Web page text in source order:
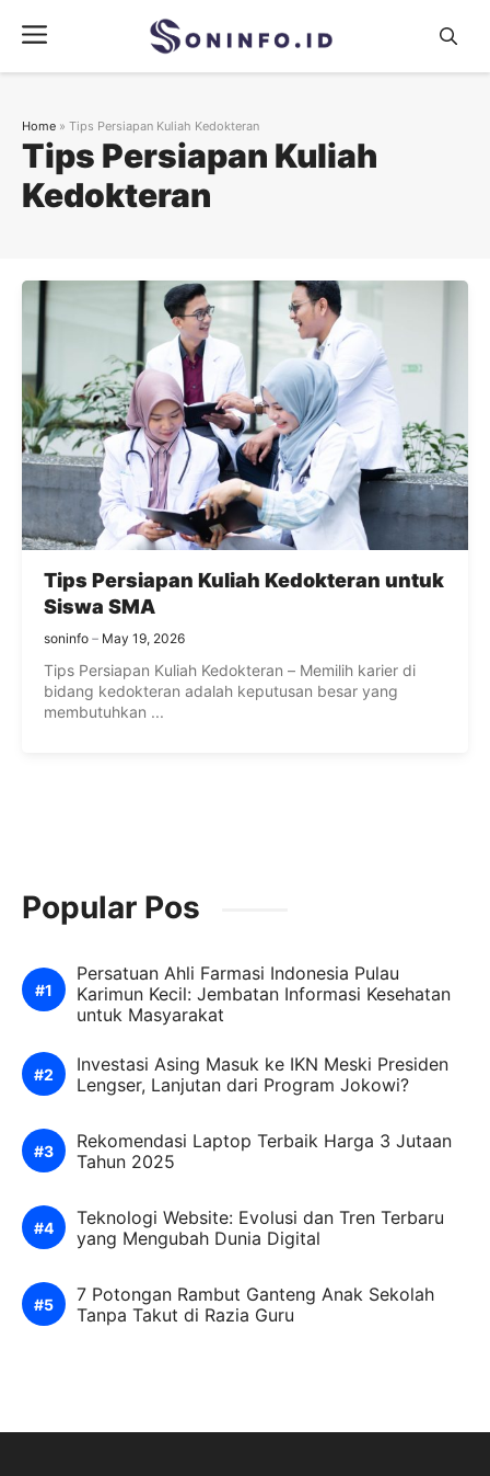
content
Menu
Tips Persiapan Kuliah
Kedokteran
Home » Tips Persiapan Kuliah Kedokteran
Tips Persiapan Kuliah Kedokteran untuk
Siswa SMA
soninfo May 19, 2026
Tips Persiapan Kuliah Kedokteran – Memilih karier di
bidang kedokteran adalah keputusan besar yang
membutuhkan ...
Popular Pos
Persatuan Ahli Farmasi Indonesia Pulau
Karimun Kecil: Jembatan Informasi Kesehatan
untuk Masyarakat
Investasi Asing Masuk ke IKN Meski Presiden
Lengser, Lanjutan dari Program Jokowi?
Rekomendasi Laptop Terbaik Harga 3 Jutaan
Tahun 2025
Teknologi Website: Evolusi dan Tren Terbaru
yang Mengubah Dunia Digital
7 Potongan Rambut Ganteng Anak Sekolah
Tanpa Takut di Razia Guru